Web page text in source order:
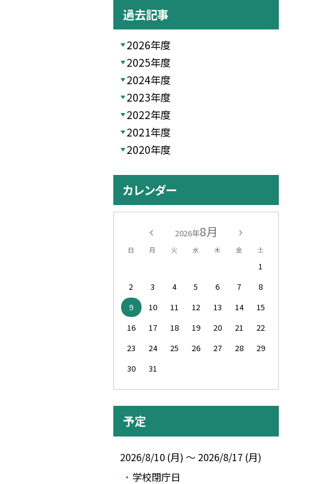
過去記事
2026年度
2025年度
2024年度
2023年度
2022年度
2021年度
2020年度
カレンダー
2026年8月
日 月 火 水 木 金 土
1
2
3 4 5 6 7
8
9
10 11 12 13 14
15
16
17 18 19 20 21
22
23
24 25 26 27 28
29
30
31
予定
2026/8/10 (月) ～ 2026/8/17 (月)
学校閉庁日